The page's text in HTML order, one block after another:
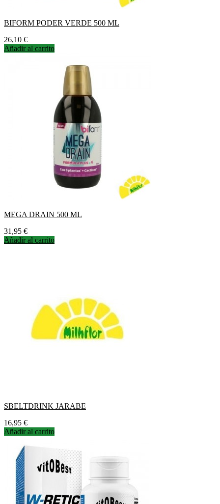
BIFORM PODER VERDE 500 ML
Precio
26,10 €
Añadir al carrito
MEGA DRAIN 500 ML
Precio
31,95 €
Añadir al carrito
SBELTDRINK JARABE
Precio
16,95 €
Añadir al carrito